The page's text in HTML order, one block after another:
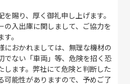
賜り、厚く御礼申し上げます。
入出庫に関しまして、ご協力を
。
おかれましては、無理な機材の
でない「車両」等、危険を招く恐
します。弊社にて危険と判断した
可能性がありますので、予めご了